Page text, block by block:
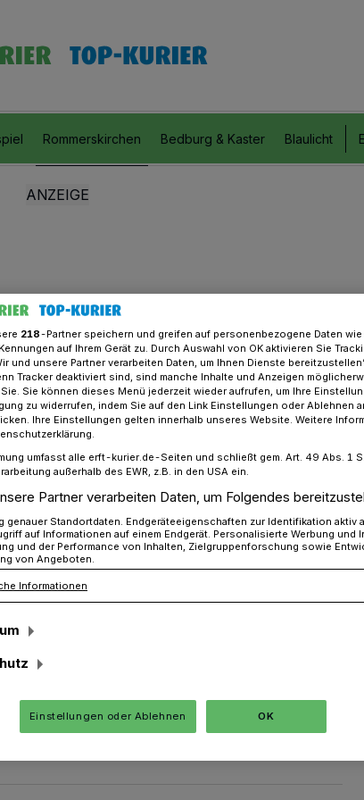
Rommerskirchen Bedburg & Kaster Blaulicht
Wetter konnte Bürgermeister Dr. Martin
der Albrecht-Dürer-Allee mit neuen
Mehrere Mütter nutzten die
wie man den Spielplatz noch
218-Partner speichern und greifen auf personenbezogene Daten
auf Ihrem Gerät zu. Durch Auswahl von OK aktivieren Sie
und unsere Partner verarbeiten Daten, um Ihnen Dienste
Tracker deaktiviert sind, sind manche Inhalte und Anzeigen
Sie können dieses Menü jederzeit wieder aufrufen, um Ihre
zu widerrufen, indem Sie auf den Link Einstellungen oder Ablehnen
Ihre Einstellungen gelten innerhalb unseres Website. Weitere
umfasst alle erft-kurier.de-Seiten und schließt gem. Art. 49 Abs. 1
außerhalb des EWR, z.B. in den USA ein.
Partner verarbeiten Daten, um Folgendes
genauer Standortdaten. Endgeräteeigenschaften zur Identifikation aktiv
auf Informationen auf einem Endgerät. Personalisierte Werbung und
und der Performance von Inhalten, Zielgruppenforschung sowie
von Angeboten.
Informationen
Einstellungen oder Ablehnen OK